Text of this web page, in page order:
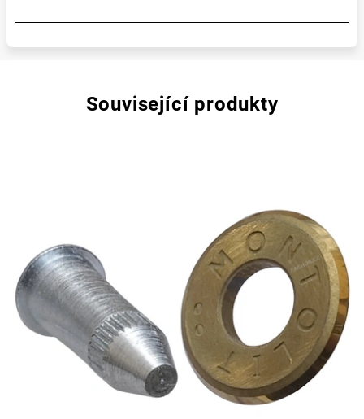
Související produkty